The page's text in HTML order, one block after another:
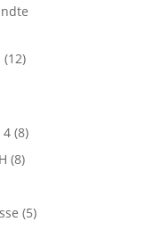
(12)
4 (8)
(8)
(5)